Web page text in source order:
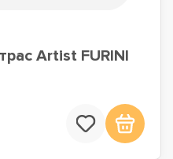
Artist FURINI